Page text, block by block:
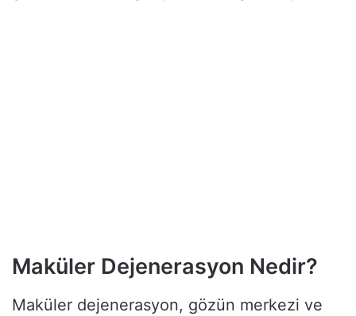
Maküler Dejenerasyon Nedir?
Maküler dejenerasyon, gözün merkezi ve